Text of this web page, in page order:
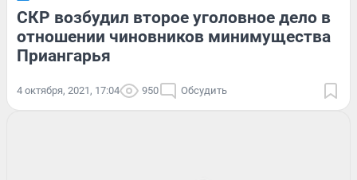
СКР возбудил второе уголовное дело в
отношении чиновников минимущества
Приангарья
4 октября, 2021, 17:04 950 Обсудить